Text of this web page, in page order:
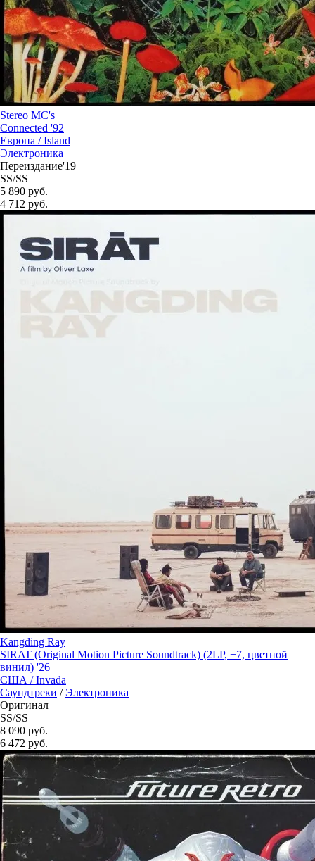
Stereo MC's
Connected '92
Европа /Island
Электроника
Переиздание'19
SS/SS
5 890 руб.
4 712 руб.
Kangding Ray
SIRAT (Original Motion Picture Soundtrack) (2LP, +7, цветной
винил) '26
США /Invada
Саундтреки /Электроника
Оригинал
SS/SS
8 090 руб.
6 472 руб.